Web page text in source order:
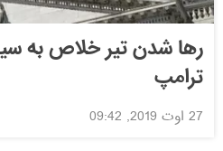
رها شدن تیر خلاص به
ترامپ
27 اوت 2019, 09:42